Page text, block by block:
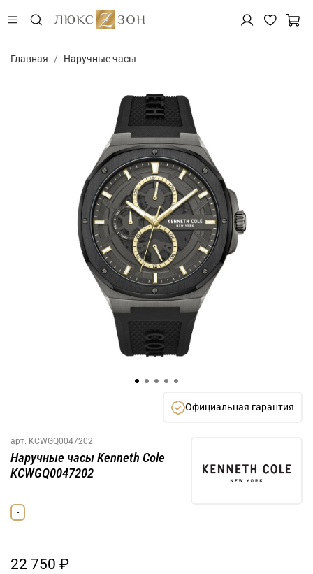
Главная Наручные часы
Официальная гарантия
арт. KCWGQ0047202
Наручные часы Kenneth Cole
KCWGQ0047202
-
22 750 ₽